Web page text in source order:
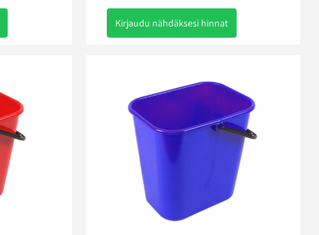
Kirjaudu nähdäksesi hinnat